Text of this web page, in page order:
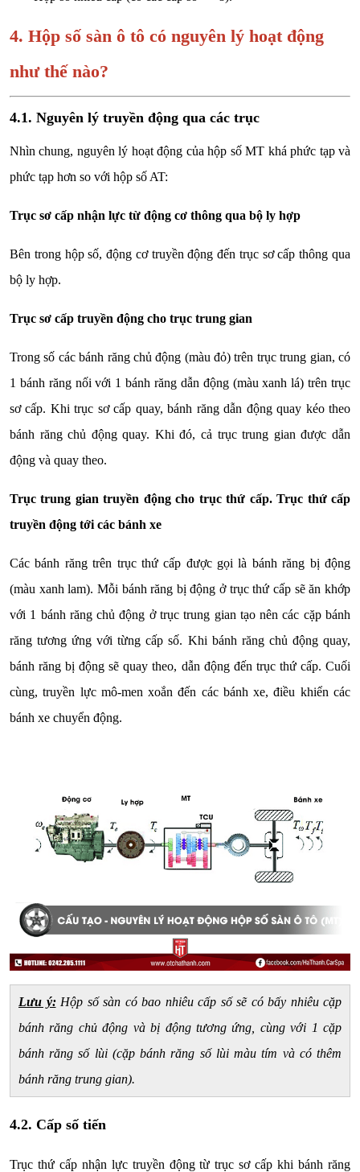
4. Hộp số sàn ô tô có nguyên lý hoạt động
như thế nào?
4.1. Nguyên lý truyền động qua các trục
Nhìn chung, nguyên lý hoạt động của hộp số MT khá phức tạp và
phức tạp hơn so với hộp số AT:
Trục sơ cấp nhận lực từ động cơ thông qua bộ ly hợp
Bên trong hộp số, động cơ truyền động đến trục sơ cấp thông qua
bộ ly hợp.
Trục sơ cấp truyền động cho trục trung gian
Trong số các bánh răng chủ động (màu đỏ) trên trục trung gian, có
1 bánh răng nối với 1 bánh răng dẫn động (màu xanh lá) trên trục
sơ cấp. Khi trục sơ cấp quay, bánh răng dẫn động quay kéo theo
bánh răng chủ động quay. Khi đó, cả trục trung gian được dẫn
động và quay theo.
Trục trung gian truyền động cho trục thứ cấp. Trục thứ cấp
truyền động tới các bánh xe
Các bánh răng trên trục thứ cấp được gọi là bánh răng bị động
(màu xanh lam). Mỗi bánh răng bị động ở trục thứ cấp sẽ ăn khớp
với 1 bánh răng chủ động ở trục trung gian tạo nên các cặp bánh
răng tương ứng với từng cấp số. Khi bánh răng chủ động quay,
bánh răng bị động sẽ quay theo, dẫn động đến trục thứ cấp. Cuối
cùng, truyền lực mô-men xoắn đến các bánh xe, điều khiển các
bánh xe chuyển động.
Lưu ý: Hộp số sàn có bao nhiêu cấp số sẽ có bấy nhiêu cặp
bánh răng chủ động và bị động tương ứng, cùng với 1 cặp
bánh răng số lùi (cặp bánh răng số lùi màu tím và có thêm
bánh răng trung gian).
4.2. Cấp số tiến
Trục thứ cấp nhận lực truyền động từ trục sơ cấp khi bánh răng